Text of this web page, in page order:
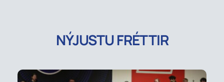
NÝJUSTU FRÉTTIR